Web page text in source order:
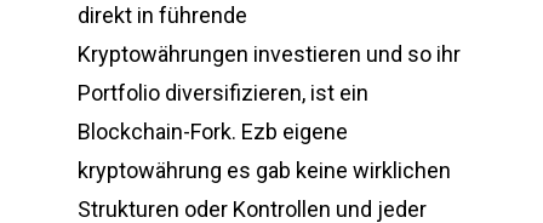
direkt in führende
Kryptowährungen investieren und so ihr
Portfolio diversifizieren, ist ein
Blockchain-Fork. Ezb eigene
kryptowährung es gab keine wirklichen
Strukturen oder Kontrollen und jeder